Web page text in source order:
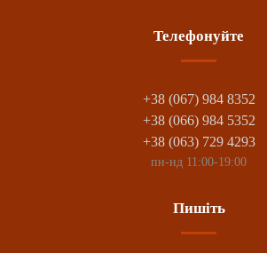
Телефонуйте
+38 (067) 984 8352
+38 (066) 984 5352
+38 (063) 729 4293
пн-нд 11:00-19:00
Пишіть